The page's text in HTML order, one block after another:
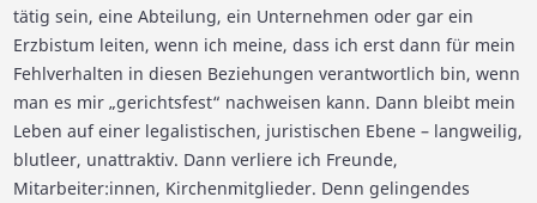
tätig sein, eine Abteilung, ein Unternehmen oder gar ein
Erzbistum leiten, wenn ich meine, dass ich erst dann für mein
Fehlverhalten in diesen Beziehungen verantwortlich bin, wenn
man es mir „gerichtsfest“ nachweisen kann. Dann bleibt mein
Leben auf einer legalistischen, juristischen Ebene – langweilig,
blutleer, unattraktiv. Dann verliere ich Freunde,
Mitarbeiter:innen, Kirchenmitglieder. Denn gelingendes